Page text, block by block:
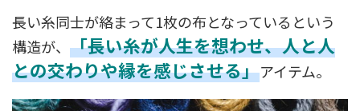
長い糸同士が絡まって1枚の布となっているという
構造が、 「長い糸が人生を想わせ、人と人
との交わりや縁を感じさせる」アイテム。